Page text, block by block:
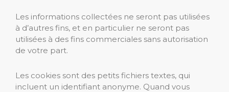
Les informations collectées ne seront pas utilisées
à d’autres fins, et en particulier ne seront pas
utilisées à des fins commerciales sans autorisation
de votre part.
Les cookies sont des petits fichiers textes, qui
incluent un identifiant anonyme. Quand vous